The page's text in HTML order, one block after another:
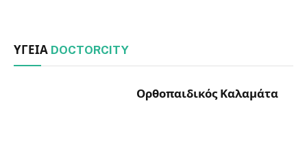
ΥΓΕΊΑ DOCTORCITY
Ορθοπαιδικός Καλαμάτα